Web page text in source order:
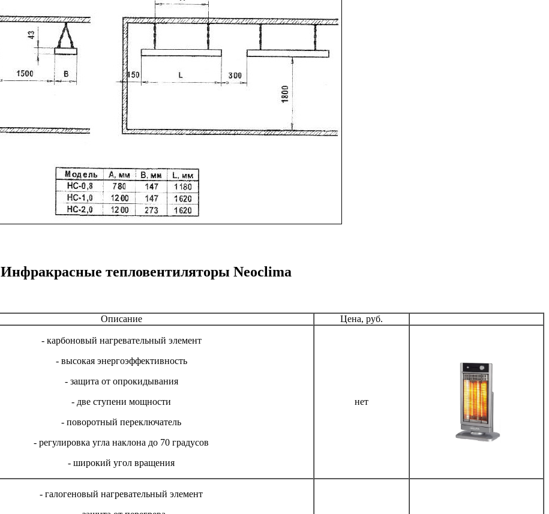
Инфракрасные тепловентиляторы Neoclima
Описание Цена, руб.
- карбоновый нагревательный элемент
- высокая энергоэффективность
- защита от опрокидывания
- две ступени мощности
- поворотный переключатель
- регулировка угла наклона до 70 градусов
- широкий угол вращения
нет
- галогеновый нагревательный элемент